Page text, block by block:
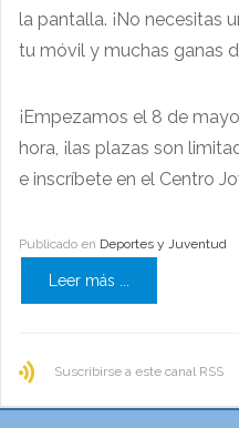
la pantalla. ¡No necesitas
tu móvil y muchas ganas
​¡Empezamos el 8 de
hora, ¡las plazas son
e inscríbete en el Centro
Publicado en Deportes y Juventud
Leer más ...
Suscribirse a este canal RSS